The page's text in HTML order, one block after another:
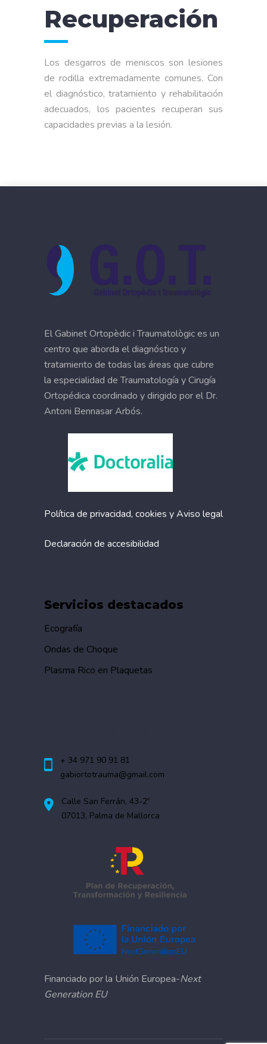
Recuperación
Los desgarros de meniscos son lesiones
de rodilla extremadamente comunes. Con
el diagnóstico, tratamiento y rehabilitación
adecuados, los pacientes recuperan sus
capacidades previas a la lesión.
El Gabinet Ortopèdic i Traumatològic es un
centro que aborda el diagnóstico y
tratamiento de todas las áreas que cubre
la especialidad de Traumatología y Cirugía
Ortopédica coordinado y dirigido por el Dr.
Antoni Bennasar Arbós.
Política de privacidad, cookies y Aviso legal
Declaración de accesibilidad
Servicios destacados
Ecografía
Ondas de Choque
Plasma Rico en Plaquetas
+ 34 971 90 91 81
gabiortotrauma@gmail.com
Calle San Ferrán, 43-2º
07013, Palma de Mallorca
Financiado por la Unión Europea-Next
Generation EU